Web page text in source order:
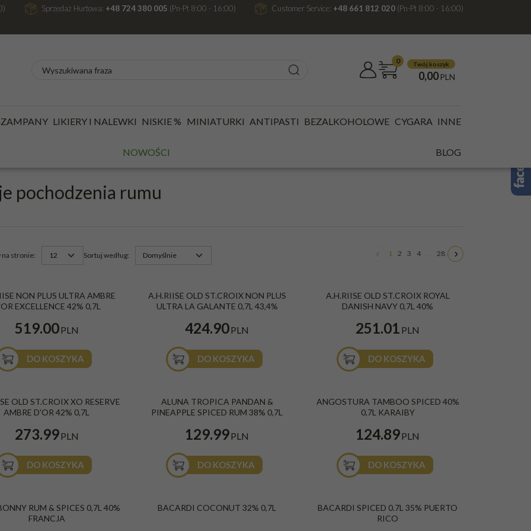
Sprzedaż Hurtowa: +48 724 380 005 (Pn-Pt 8:00 - 16:00) Customer Service: +48 661 812 020 (Pn-Pt 8:00 - 16:00)
0 Twój koszyk
0,00 PLN
LIKIERY I NALEWKI NISKIE % MINIATURKI ANTIPASTI BEZALKOHOLOWE CYGARA INNE
NOWOŚCI BLOG
pochodzenia rumu
na stronie: Sortuj według: 1 2 3 4 28
0,7l 42%
Złoty/Gold
NON PLUS ULTRA AMBRE
EXCELLENCE 42% 0,7L
519.00PLN
DO KOSZYKA
0,7L 43,4%
Kraj:Karaiby
A.H.RIISE OLD ST.CROIX NON PLUS
ULTRA LA GALANTE 0,7L 43,4%
424.90PLN
DO KOSZYKA
Kraj:Karaiby
Gatunek:Złoty/Gold
A.H.RIISE OLD ST.CROIX ROYAL
DANISH NAVY 0,7L 40%
251.01 PLN
DO KOSZYKA
Złoty/Gold
OLD ST.CROIX XO RESERVE
AMBRE D'OR 42% 0,7L
273.99PLN
DO KOSZYKA
38% 0,7L
Kraj: Karaiby
ALUNA TROPICA PANDAN &
PINEAPPLE SPICED RUM 38% 0,7L
129.99PLN
DO KOSZYKA
Kraj:Karaiby
Przyprawiany/Spiced
ANGOSTURA TAMBOO SPICED 40%
0,7L KARAIBY
124.89PLN
DO KOSZYKA
:Przyprawiany/Spiced
RUM & SPICES 0,7L 40%
FRANCJA
:Barbados
BACARDI COCONUT 32% 0,7L
Gatunek:Przyprawiany/Spiced
BACARDI SPICED 0.7L 35% PUERTO
RICO